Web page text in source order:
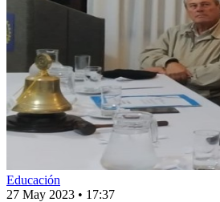
Educación
27 May 2023 • 17:37